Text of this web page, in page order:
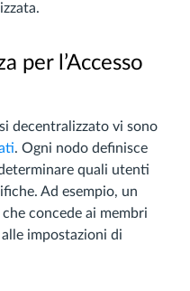
per l’Accesso
decentralizzato vi sono
. Ogni nodo definisce
quali utenti
Ad esempio, un
concede ai membri
alle impostazioni di